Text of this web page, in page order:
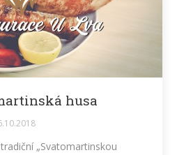
husa
„Svatomartinskou